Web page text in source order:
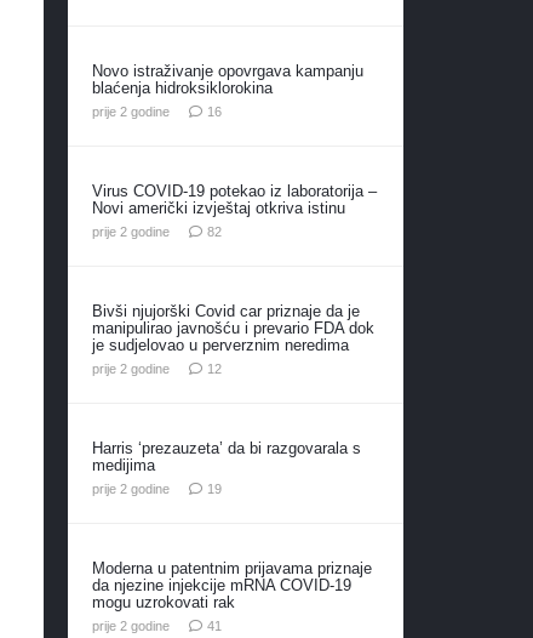
Novo istraživanje opovrgava kampanju
blaćenja hidroksiklorokina
prije 2 godine 16komentara
Virus COVID-19 potekao iz laboratorija –
Novi američki izvještaj otkriva istinu
prije 2 godine 82komentara
Bivši njujorški Covid car priznaje da je
manipulirao javnošću i prevario FDA dok
je sudjelovao u perverznim neredima
prije 2 godine 12komentara
Harris ‘prezauzeta’ da bi razgovarala s
medijima
prije 2 godine 19komentara
Moderna u patentnim prijavama priznaje
da njezine injekcije mRNA COVID-19
mogu uzrokovati rak
prije 2 godine 41